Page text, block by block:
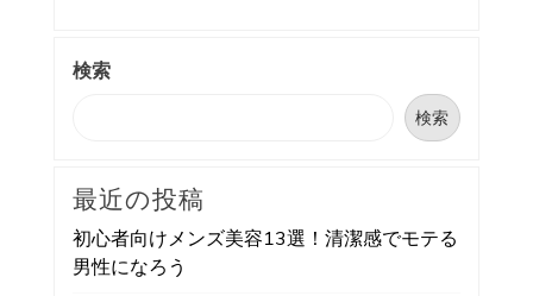
検索
検索
最近の投稿
初心者向けメンズ美容13選！清潔感でモテる
男性になろう